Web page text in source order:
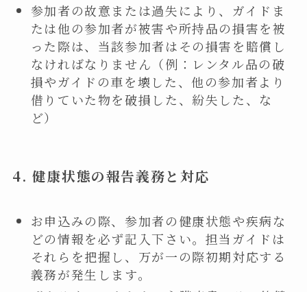
参加者の故意または過失により、ガイドま
たは他の参加者が被害や所持品の損害を被
った際は、当該参加者はその損害を賠償し
なければなりません（例：レンタル品の破
損やガイドの車を壊した、他の参加者より
借りていた物を破損した、紛失した、な
ど）
4. 健康状態の報告義務と対応
お申込みの際、参加者の健康状態や疾病な
どの情報を必ず記入下さい。担当ガイドは
それらを把握し、万が一の際初期対応する
義務が発生します。